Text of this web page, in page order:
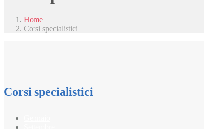
Home
Corsi specialistici
Corsi specialistici